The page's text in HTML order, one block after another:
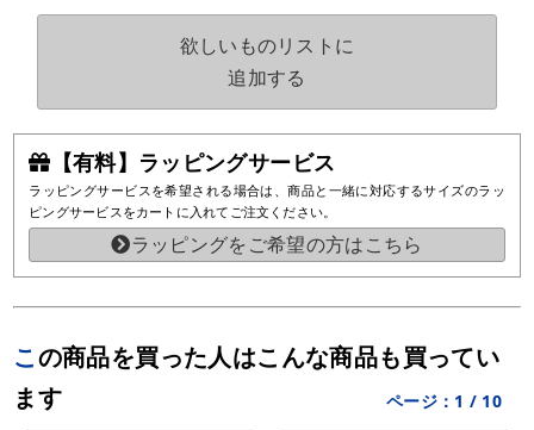
【有料】ラッピングサービス
ラッピングサービスを希望される場合は、商品と一緒に対応するサイズのラッ
ピングサービスをカートに入れてご注文ください。
ラッピングをご希望の方はこちら
欲しいものリストに
追加する
この商品を買った人はこんな商品も買ってい
ます
ページ： 1 / 10